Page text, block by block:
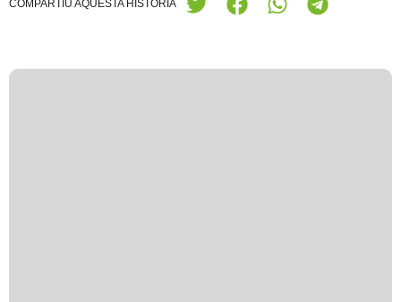
COMPARTIU AQUESTA HISTÒRIA